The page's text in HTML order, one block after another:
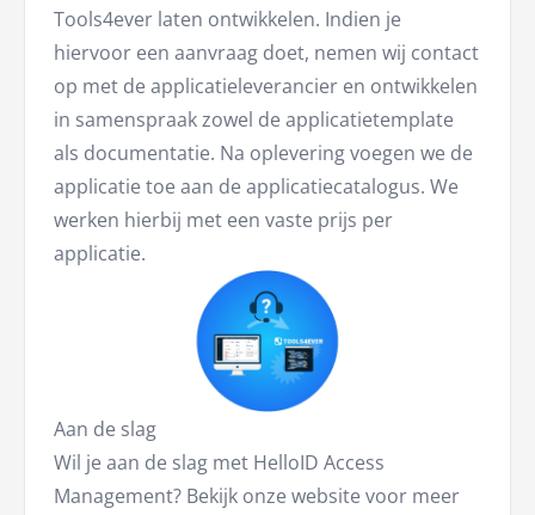
Tools4ever laten ontwikkelen. Indien je
hiervoor een aanvraag doet, nemen wij contact
op met de applicatieleverancier en ontwikkelen
in samenspraak zowel de applicatietemplate
als documentatie. Na oplevering voegen we de
applicatie toe aan de applicatiecatalogus. We
werken hierbij met een vaste prijs per
applicatie.
Aan de slag
Wil je aan de slag met HelloID Access
Management? Bekijk onze website voor meer